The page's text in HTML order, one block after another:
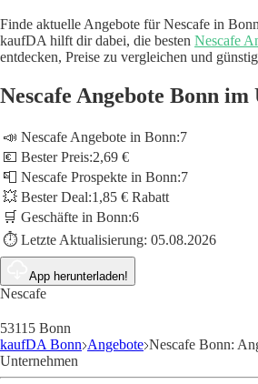
Finde aktuelle Angebote für Nescafe in
kaufDA hilft dir dabei, die besten Nescafe
entdecken, Preise zu vergleichen und
Nescafe Angebote Bonn
📣 Nescafe Angebote in Bonn:7
💶 Bester Preis:2,69 €
📮 Nescafe Prospekte in Bonn:7
💥 Bester Deal:1,85 € Rabatt
🛒 Geschäfte in Bonn:6
⏱️ Letzte Aktualisierung: 05.08.2026
App herunterladen!
Nescafe
53115 Bonn
kaufDA Bonn Angebote Nescafe Bonn:
Unternehmen